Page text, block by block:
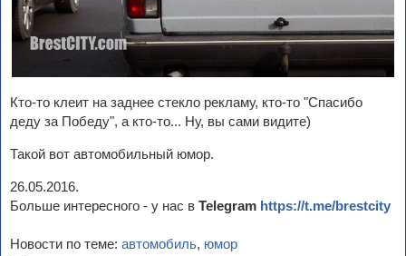
Кто-то клеит на заднее стекло рекламу, кто-то "Спасибо
деду за Победу", а кто-то... Ну, вы сами видите)
Такой вот автомобильный юмор.
26.05.2016.
Больше интересного - у нас в Telegram https://t.me/brestcity
Новости по теме: автомобиль, юмор